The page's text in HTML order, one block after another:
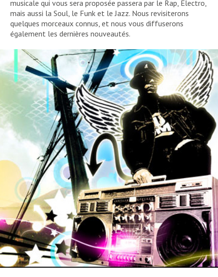
musicale qui vous sera proposée passera par le Rap, Électro,
mais aussi la Soul, le Funk et le Jazz. Nous revisiterons
quelques morceaux connus, et nous vous diffuserons
également les dernières nouveautés.